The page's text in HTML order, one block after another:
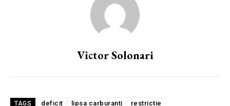
Victor Solonari
TAGS deficit lipsa carburanti restrictie